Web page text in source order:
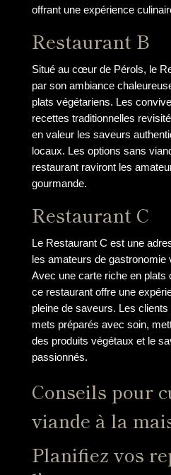
offrant une expérience
Restaurant B
Situé au cœur de Pérols, le
par son ambiance
plats végétariens. Les
recettes traditionnelles
en valeur les saveurs
locaux. Les options sans
restaurant raviront les
gourmande.
Restaurant C
Le Restaurant C est une
les amateurs de gastronomie
Avec une carte riche en plats
ce restaurant offre une
pleine de saveurs. Les
mets préparés avec soin,
des produits végétaux et le
passionnés.
Conseils pour
viande à la
Planifiez vos